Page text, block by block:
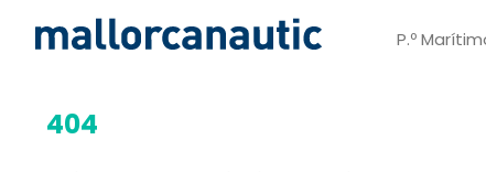
P.º
404